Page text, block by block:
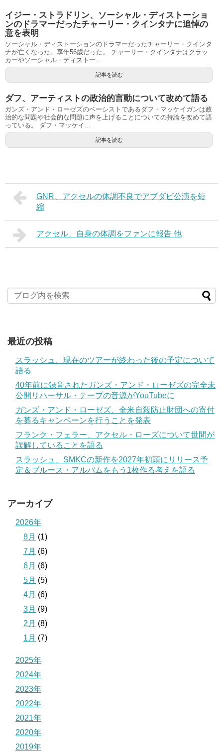
イジー・ストラドリン、ソーシャル・ディストーショ
ンのドラマーだったチャーリー・クインタナに追悼の
意を表明
ソーシャル・ディストーションのドラマーだったチャーリー・クインタ
ナが亡くなった。享年56歳だった。 チャーリー・クインタナはクラッ
カーやソーシャル・ディストー...
記事を読む
ダフ、アーティストの政治的言動について改めて語る
ガンズ・アンド・ローゼズのベーシストであるダフ・マッケイガンは政
治的な問題や社会的な問題に声を上げることについての持論を改めて語
っている。 ダフ・マッケイ...
記事を読む
GNR、アクセルの体調不良でアブダビ公演を短
縮
アクセル、自身の体調をファンに報告 他
最近の投稿
スラッシュ、現在のツアーが終わった後の予定について
語る
40年前に録音されたガンズ・アンド・ローゼズの完全未
公開リハーサル・テープの音源がYouTubeに
ガンズ・アンド・ローゼズ、全米自殺防止財団への寄付
を募るキャンペーンを行うことを発表
フランク・フェラー、アクセル・ローズについて世間が
誤解していることを語る
スラッシュ、SMKCの新作を2027年初頭にリリース予
定＆ブルース・アルバムをもう1枚作る考えを語る
アーカイブ
2026年
8月 (1)
7月 (6)
6月 (6)
5月 (5)
4月 (6)
3月 (9)
2月 (8)
1月 (7)
2025年
2024年
2023年
2022年
2021年
2020年
2019年